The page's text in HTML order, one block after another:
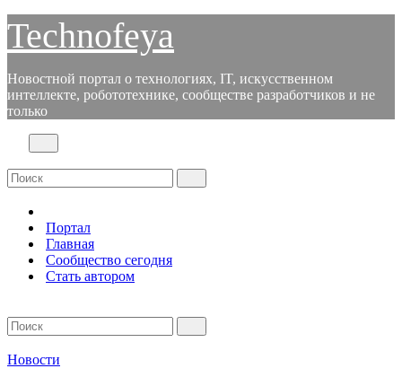
Перейти
содержимому
Technofeya
Новостной портал о технологиях, IT, искусственном
интеллекте, робототехнике, сообществе разработчиков и не
только
Портал
Главная
Сообщество сегодня
Стать автором
Новости